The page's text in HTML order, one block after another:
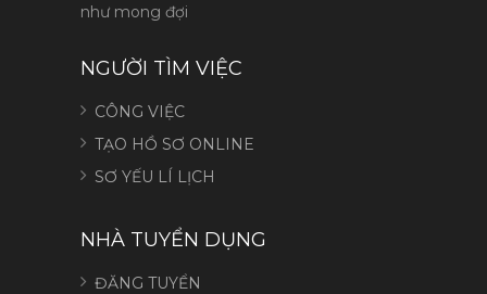
như mong đợi
NGƯỜI TÌM VIỆC
CÔNG VIỆC
TẠO HỒ SƠ ONLINE
SƠ YẾU LÍ LỊCH
NHÀ TUYỂN DỤNG
ĐĂNG TUYỂN